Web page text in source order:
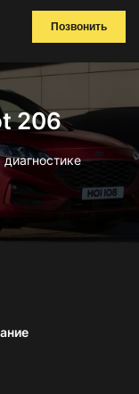
Позвонить
206